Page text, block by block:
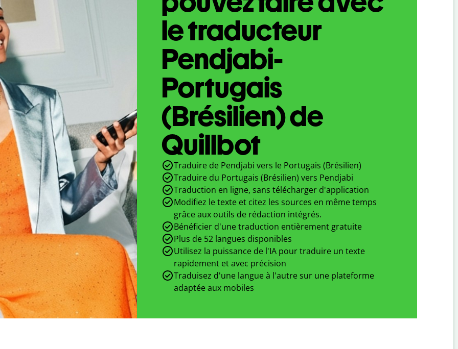
le traducteur
Pendjabi-
Portugais
(Brésilien) de
Quillbot
Traduire de Pendjabi vers le Portugais (Brésilien)
Traduire du Portugais (Brésilien) vers Pendjabi
Traduction en ligne, sans télécharger d'application
Modifiez le texte et citez les sources en même temps
grâce aux outils de rédaction intégrés.
Bénéficier d'une traduction entièrement gratuite
Plus de 52 langues disponibles
Utilisez la puissance de l'IA pour traduire un texte
rapidement et avec précision
Traduisez d'une langue à l'autre sur une plateforme
adaptée aux mobiles